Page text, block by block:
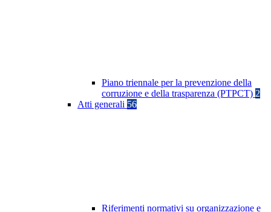
Piano triennale per la prevenzione della
corruzione e della trasparenza (PTPCT) 2
Atti generali 56
Riferimenti normativi su organizzazione e